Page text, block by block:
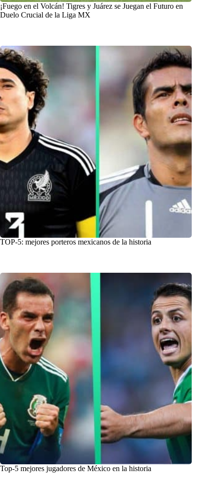
¡Fuego en el Volcán! Tigres y Juárez se Juegan el Futuro en
Duelo Crucial de la Liga MX
TOP-5: mejores porteros mexicanos de la historia
Top-5 mejores jugadores de México en la historia